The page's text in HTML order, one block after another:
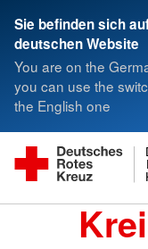
Sie befinden sich
deutschen Website
You are on the
you can use the
the English one